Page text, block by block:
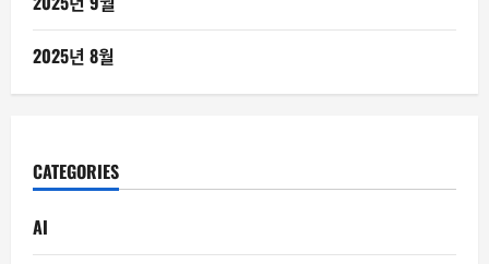
2025년 8월
CATEGORIES
AI